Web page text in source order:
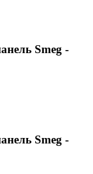
Smeg -
Smeg -